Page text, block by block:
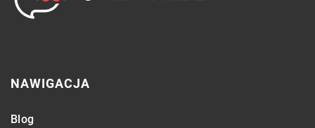
NAWIGACJA
Blog